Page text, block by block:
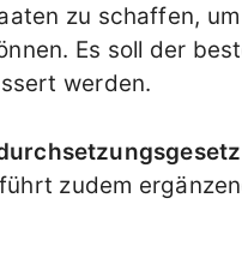
zu schaffen,
Es soll der
werden.
zudem